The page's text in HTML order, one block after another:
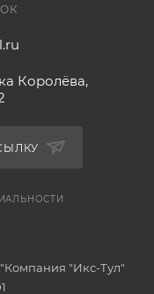
Королёва,
"Икс-Тул"